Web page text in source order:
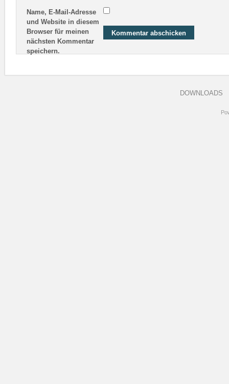
Name, E-Mail-Adresse
und Website in diesem
Browser für meinen
nächsten Kommentar
speichern.
DOWNLOADS